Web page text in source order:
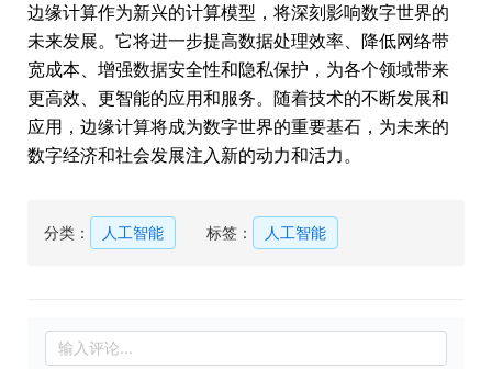
边缘计算作为新兴的计算模型，将深刻影响数字世界的
未来发展。它将进一步提高数据处理效率、降低网络带
宽成本、增强数据安全性和隐私保护，为各个领域带来
更高效、更智能的应用和服务。随着技术的不断发展和
应用，边缘计算将成为数字世界的重要基石，为未来的
数字经济和社会发展注入新的动力和活力。
分类： 人工智能 标签： 人工智能